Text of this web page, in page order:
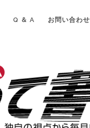
Q ＆ A お問い合わせ